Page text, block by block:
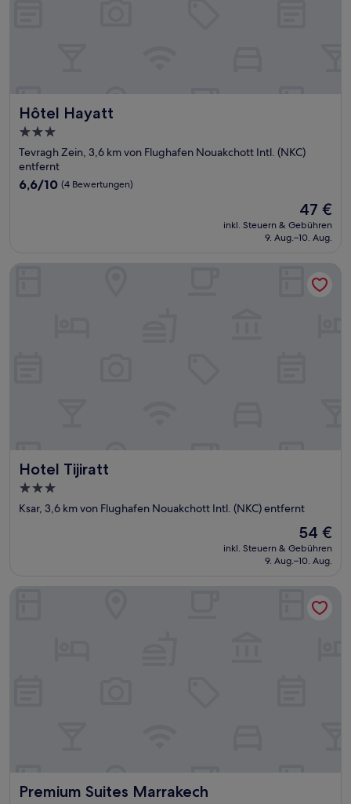
Hôtel Hayatt
Hôtel Hayatt
3.0-
Sterne-
Unterkunft
Tevragh Zein, 3,6 km von Flughafen Nouakchott Intl. (NKC)
entfernt
6.6
6,6/10 (4 Bewertungen)
Der
Preis
beträgt
47 €
inkl. Steuern & Gebühren
9. Aug.–10. Aug.
Hotel Tijiratt
Hotel Tijiratt
3.0-
Sterne-
Ksar, 3,6 km von Flughafen Nouakchott Intl. (NKC) entfernt
Der
Preis
beträgt
54 €
inkl. Steuern & Gebühren
9. Aug.–10. Aug.
Premium Suites Marrakech
Premium Suites Marrakech
Premium Suites Marrakech